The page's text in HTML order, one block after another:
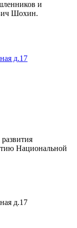
и
Шохин.
д.17
Национальной
д.17